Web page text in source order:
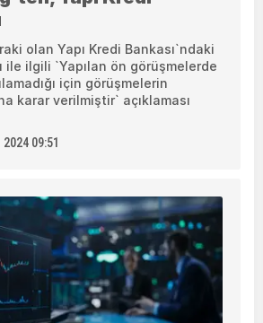
olan Yapı Kredi Bankası`ndaki
ile ilgili `Yapılan ön görüşmelerde
için görüşmelerin
karar verilmiştir` açıklaması
09:51